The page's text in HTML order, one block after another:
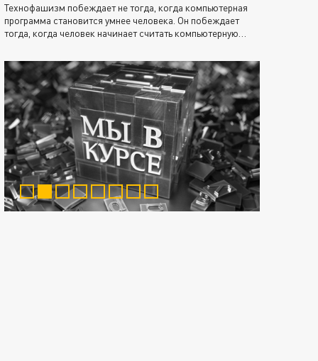
Технофашизм побеждает не тогда, когда компьютерная
программа становится умнее человека. Он побеждает
тогда, когда человек начинает считать компьютерную